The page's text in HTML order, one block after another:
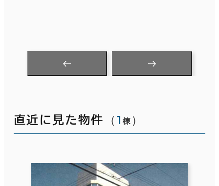
直近に見た物件 （1 棟 ）